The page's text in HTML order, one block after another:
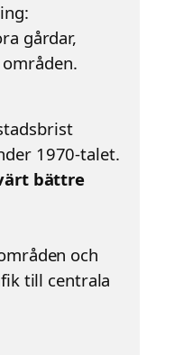
gårdar,
1970-talet.
bättre
och
till centrala